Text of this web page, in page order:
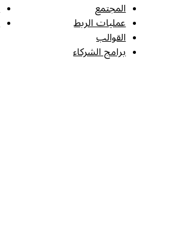
المجتمع
عمليات الربط
القوالب
برامج الشركاء